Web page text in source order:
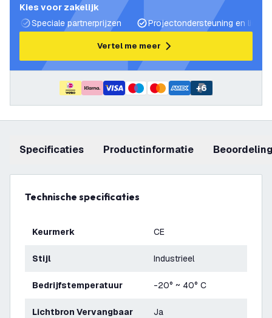
Kies voor zakelijk
Speciale partnerprijzen
Projectondersteuning en
Vertel me meer
+6
Specificaties productinformatie
Technische specificaties
Keurmerk CE
Stijl Industrieel
Bedrijfstemperatuur -20° ~ 40° C
Lichtbron Vervangbaar Ja